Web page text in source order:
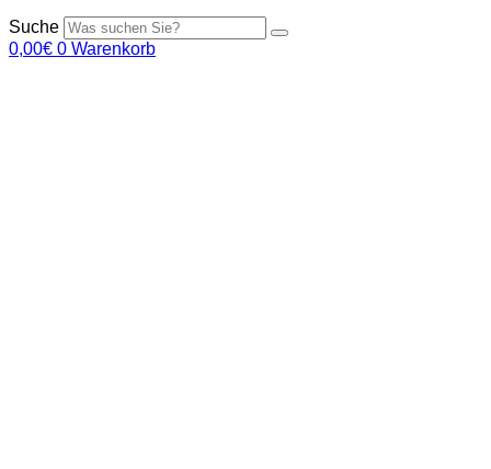
Suche
0,00€ 0 Warenkorb